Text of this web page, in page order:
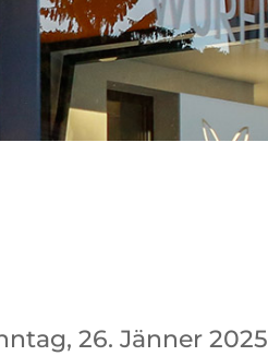
26. Jänner 2025